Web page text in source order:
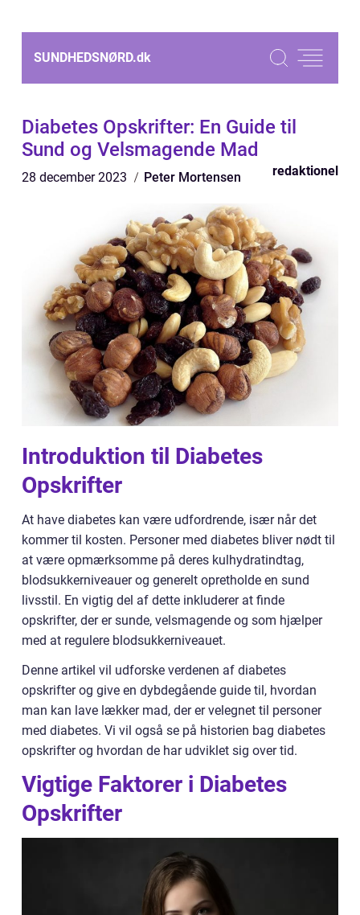
SUNDHEDSNØRD.dk
Diabetes Opskrifter: En Guide til
Sund og Velsmagende Mad
28 december 2023 Peter Mortensen redaktionel
Introduktion til Diabetes
Opskrifter
At have diabetes kan være udfordrende, især når det
kommer til kosten. Personer med diabetes bliver nødt til
at være opmærksomme på deres kulhydratindtag,
blodsukkerniveauer og generelt opretholde en sund
livsstil. En vigtig del af dette inkluderer at finde
opskrifter, der er sunde, velsmagende og som hjælper
med at regulere blodsukkerniveauet.
Denne artikel vil udforske verdenen af diabetes
opskrifter og give en dybdegående guide til, hvordan
man kan lave lækker mad, der er velegnet til personer
med diabetes. Vi vil også se på historien bag diabetes
opskrifter og hvordan de har udviklet sig over tid.
Vigtige Faktorer i Diabetes
Opskrifter